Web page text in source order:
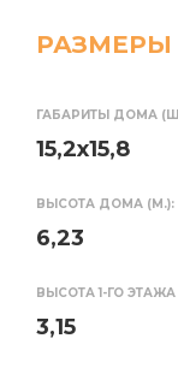
РАЗМЕРЫ
ГАБАРИТЫ ДОМА
15,2х15,8
ВЫСОТА ДОМА (М.):
6,23
ВЫСОТА 1-ГО ЭТАЖА
3,15